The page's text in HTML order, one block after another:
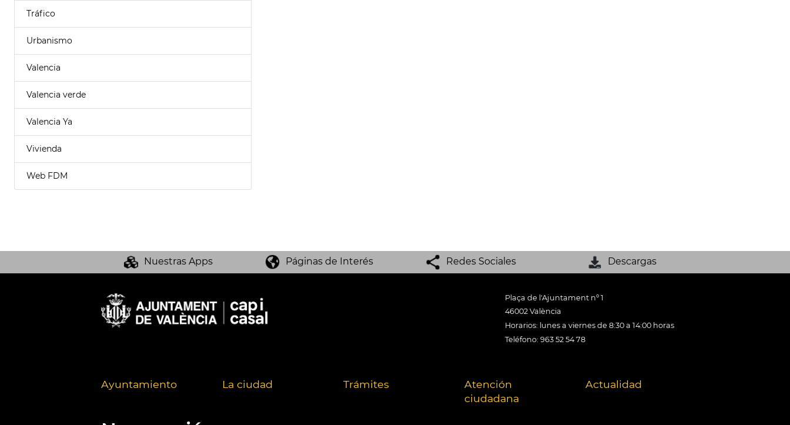
Tráfico
Urbanismo
Valencia
Valencia verde
Valencia Ya
Vivienda
Web FDM
Nuestras Apps Páginas de Interés Redes Sociales Descargas
Plaça de l'Ajuntament nº 1
46002 València
Horarios: lunes a viernes de 8:30 a 14:00 horas
Teléfono: 963 52 54 78
Ayuntamiento La ciudad Trámites
Atención
ciudadana
Actualidad